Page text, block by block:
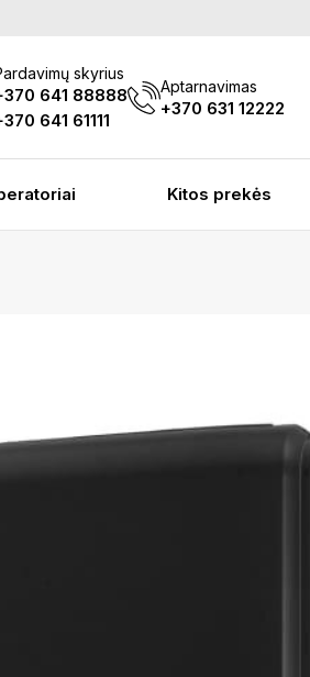
skyrius
641 88888
641 61111
Aptarnavimas
+370 631 12222
Kitos prekės